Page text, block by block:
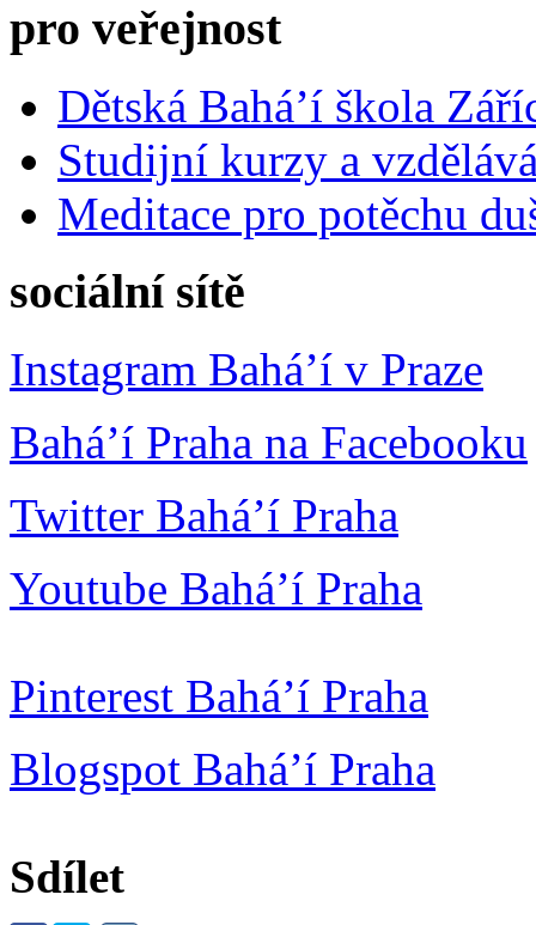
pro veřejnost
Dětská Bahá’í škola
Studijní kurzy a
Meditace pro potěchu
sociální sítě
Instagram Bahá’í v Praze
Bahá’í Praha na Facebooku
Twitter Bahá’í Praha
Youtube Bahá’í Praha
Pinterest Bahá’í Praha
Blogspot Bahá’í Praha
Sdílet